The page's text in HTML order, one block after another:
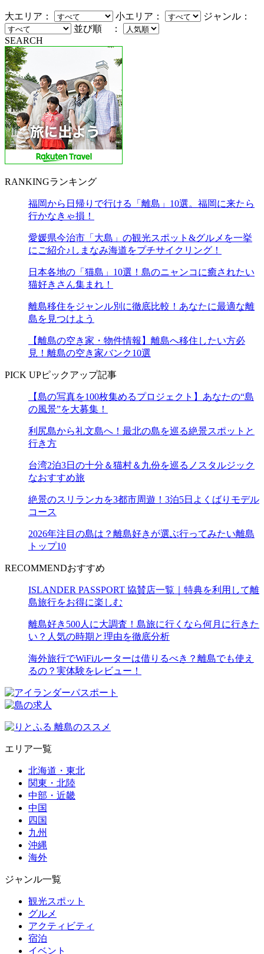
大エリア： 小エリア：
ジャンル：
並び順 ：
SEARCH
RANKINGランキング
福岡から日帰りで行ける「離島」10選。福岡に来たら
行かなきゃ損！
愛媛県今治市「大島」の観光スポット&グルメを一挙
にご紹介♪しまなみ海道をプチサイクリング！
日本各地の「猫島」10選！島のニャンコに癒されたい
猫好きさん集まれ！
離島移住をジャンル別に徹底比較！あなたに最適な離
島を見つけよう
【離島の空き家・物件情報】離島へ移住したい方必
見！離島の空き家バンク10選
PICK UPピックアップ記事
【島の写真を100枚集めるプロジェクト】あなたの“島
の風景”を大募集！
利尻島から礼文島へ！最北の島を巡る絶景スポットと
行き方
台湾2泊3日の十分＆猫村＆九份を巡るノスタルジック
なおすすめ旅
絶景のスリランカを3都市周遊！3泊5日よくばりモデル
コース
2026年注目の島は？離島好きが選ぶ行ってみたい離島
トップ10
RECOMMENDおすすめ
ISLANDER PASSPORT 協賛店一覧｜特典を利用して離
島旅行をお得に楽しむ
離島好き500人に大調査！島旅に行くなら何月に行きた
い？人気の時期と理由を徹底分析
海外旅行でWiFiルーターは借りるべき？離島でも使え
るの？実体験をレビュー！
エリア一覧
北海道・東北
関東・北陸
中部・近畿
中国
四国
九州
沖縄
海外
ジャンル一覧
観光スポット
グルメ
アクティビティ
宿泊
イベント